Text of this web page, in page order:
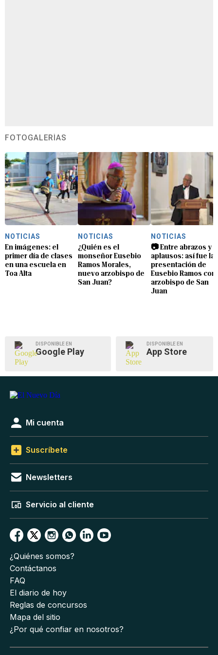
FOTOGALERÍAS
NOTICIAS
En imágenes: el
primer día de clases
en una escuela en
Toa Alta
NOTICIAS
¿Quién es el
monseñor Eusebio
Ramos Morales,
nuevo arzobispo de
San Juan?
NOTICIAS
📷 Entre abrazos y
aplausos: así fue la
presentación de
Eusebio Ramos
arzobispo de San
Juan
DISPONIBLE EN
Google Play
DISPONIBLE EN
App Store
Mi cuenta
Suscríbete
Newsletters
Servicio al cliente
¿Quiénes somos?
Contáctanos
FAQ
El diario de hoy
Reglas de concursos
Mapa del sitio
¿Por qué confiar en nosotros?